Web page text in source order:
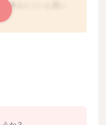
考えにくいと思い
ますので、赤ちゃ
しれませんが、お